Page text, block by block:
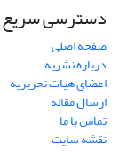
دسترسی سریع
صفحه اصلی
درباره نشریه
اعضای هیات تحریریه
ارسال مقاله
تماس با ما
نقشه سایت